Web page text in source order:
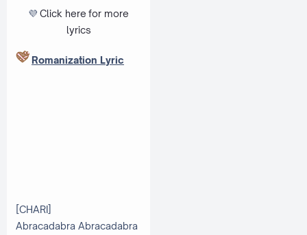
💜 Click here for more
lyrics
Romanization Lyric
[CHARI]
Abracadabra Abracadabra